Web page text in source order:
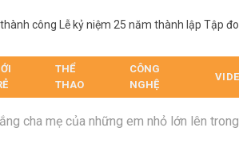
THỂ
THAO
CÔNG
NGHỆ
mẹ của những em nhỏ lớn lên trong vòng